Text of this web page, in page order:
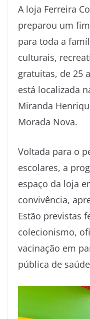
A loja Ferreira
preparou um
para toda a
culturais,
gratuitas, de 25
está localizada
Miranda
Morada Nova.
Voltada para o
escolares, a
espaço da loja
convivência,
Estão previstas
colecionismo,
vacinação em
pública de